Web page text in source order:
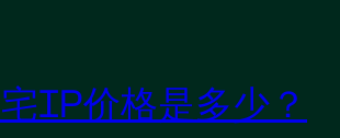
IP价格是多少？